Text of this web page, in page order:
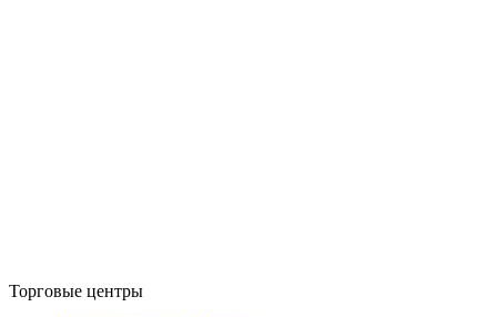
Торговые центры